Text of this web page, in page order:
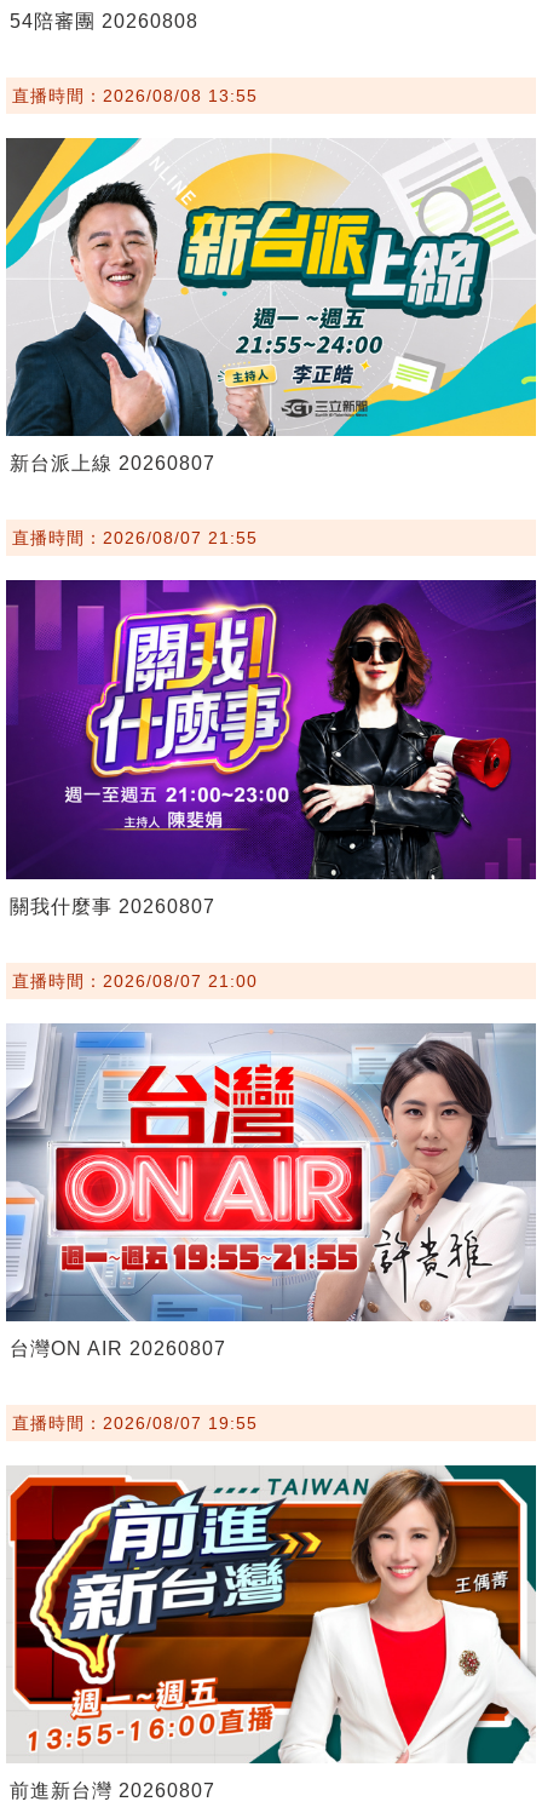
54陪審團 20260808
直播時間：2026/08/08 13:55
新台派上線 20260807
直播時間：2026/08/07 21:55
關我什麼事 20260807
直播時間：2026/08/07 21:00
台灣ON AIR 20260807
直播時間：2026/08/07 19:55
前進新台灣 20260807